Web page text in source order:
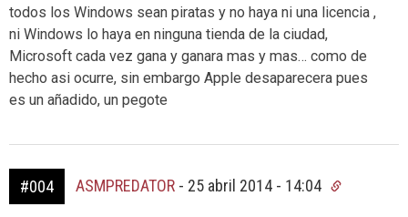
todos los Windows sean piratas y no haya ni una licencia ,
ni Windows lo haya en ninguna tienda de la ciudad,
Microsoft cada vez gana y ganara mas y mas… como de
hecho asi ocurre, sin embargo Apple desaparecera pues
es un añadido, un pegote
#004 ASMPREDATOR - 25 abril 2014 - 14:04